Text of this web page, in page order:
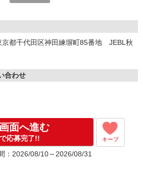
）】
の中から、あなたにピッタリのお仕事を
気になる事はしっかりチェック！
務も可能です！
都千代田区神田練塀町85番地 JEBL秋
合わせ
面へ進む
応募完了!! キープ
：2026/08/10～2026/08/31